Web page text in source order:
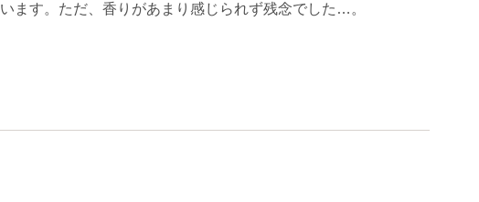
ます。ただ、香りがあまり感じられず残念でした…。